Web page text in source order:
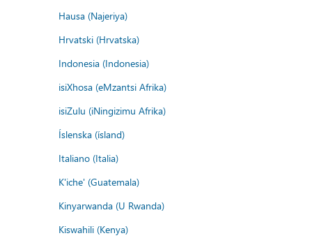
Hausa (Najeriya)
Hrvatski (Hrvatska)
Indonesia (Indonesia)
isiXhosa (eMzantsi Afrika)
isiZulu (iNingizimu Afrika)
Íslenska (ísland)
Italiano (Italia)
K'iche' (Guatemala)
Kinyarwanda (U Rwanda)
Kiswahili (Kenya)